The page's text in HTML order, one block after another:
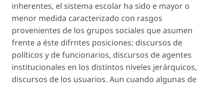
inherentes, el sistema escolar ha sido e mayor o
menor medida caracterizado con rasgos
provenientes de los grupos sociales que asumen
frente a éste difrntes posiciones: discursos de
políticos y de funcionarios, discursos de agentes
institucionales en los distintos niveles jerárquicos,
discursos de los usuarios. Aun cuando algunas de